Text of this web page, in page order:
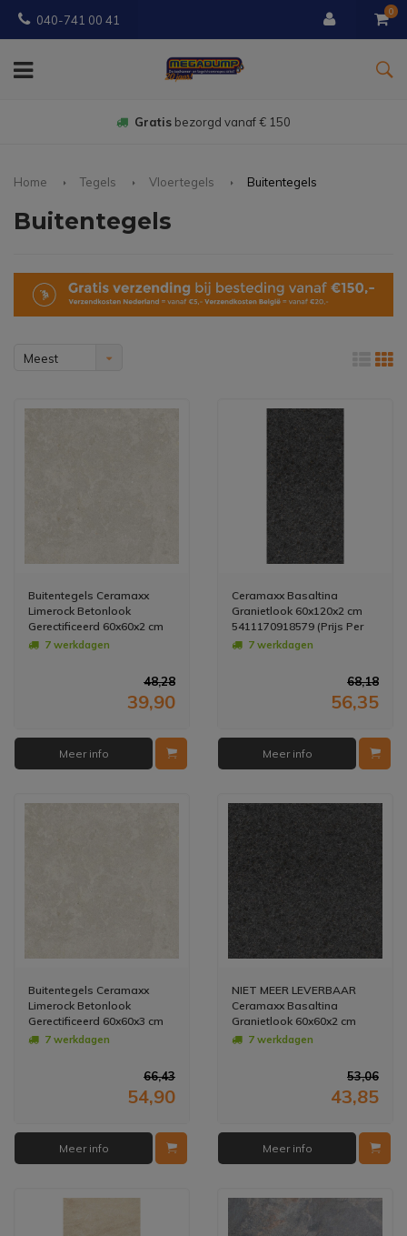
040-741 00 41
0
Gratis bezorgd vanaf € 150
Home Tegels Vloertegels Buitentegels
Buitentegels
Meest
Buitentegels Ceramaxx
Limerock Betonlook
Gerectificeerd 60x60x2 cm
Greige (Prijs Per M2)
7 werkdagen
48,28
39,90
Meer info
Ceramaxx Basaltina
Granietlook 60x120x2 cm
5411170918579 (Prijs Per
M2)7 werkdagen
68,18
56,35
Meer info
Buitentegels Ceramaxx
Limerock Betonlook
Gerectificeerd 60x60x3 cm
Greige (Prijs Per M2)
7 werkdagen
66,43
54,90
Meer info
NIET MEER LEVERBAAR
Ceramaxx Basaltina
Granietlook 60x60x2 cm
5411170916063 (Prijs Per
7 werkdagen
53,06
43,85
Meer info